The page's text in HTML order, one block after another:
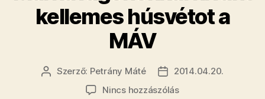
kellemes húsvétot a
MÁV
Bejegyzés
Szerző: Petrány Máté
Bejegyzés
dátuma
2014.04.20.
Nincs hozzászólása(z)